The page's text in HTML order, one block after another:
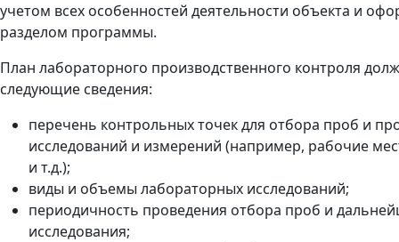
учетом всех особенностей деятельности объекта и
разделом программы.
План лабораторного производственного контроля
следующие сведения:
перечень контрольных точек для отбора проб и
исследований и измерений (например, рабочие
и т.д.);
виды и объемы лабораторных исследований;
периодичность проведения отбора проб и
исследования;